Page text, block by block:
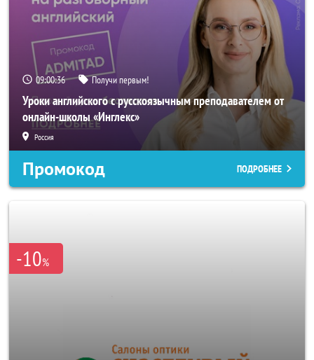
09:00:33 Получи первым!
Уроки английского с русскоязычным преподавателем от
онлайн-школы «Инглекс»
Россия
Промокод ПОДРОБНЕЕ
-10%